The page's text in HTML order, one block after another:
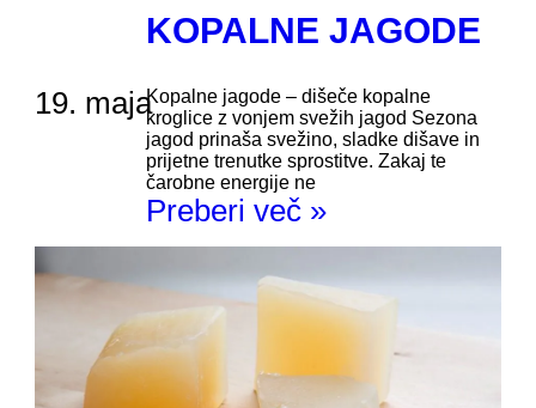
KOPALNE JAGODE
19. majaKopalne jagode – dišeče kopalne
kroglice z vonjem svežih jagod Sezona
jagod prinaša svežino, sladke dišave in
prijetne trenutke sprostitve. Zakaj te
čarobne energije ne
Preberi več »